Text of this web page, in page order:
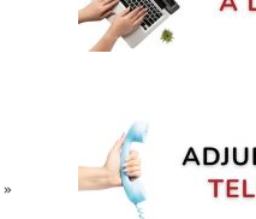
»